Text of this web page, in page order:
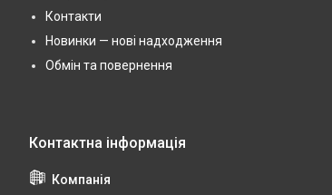
Контакти
Новинки — нові надходження
Обмін та повернення